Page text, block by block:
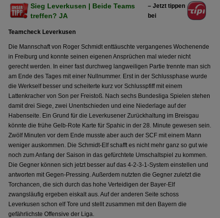
Sieg Leverkusen | Beide Teams
treffen? JA
– Jetzt tippen
bei
Teamcheck Leverkusen
Die Mannschaft von Roger Schmidt enttäuschte vergangenes Wochenende
in Freiburg und konnte seinen eigenen Ansprüchen mal wieder nicht
gerecht werden. In einer fast durchweg langweiligen Partie trennte man sich
am Ende des Tages mit einer Nullnummer. Erst in der Schlussphase wurde
die Werkself besser und scheiterte kurz vor Schlusspfiff mit einem
Lattenkracher von Son per Freistoß. Nach sechs Bundesliga Spielen stehen
damit drei Siege, zwei Unentschieden und eine Niederlage auf der
Habenseite. Ein Grund für die Leverkusener Zurückhaltung im Breisgau
könnte die frühe Gelb-Rote Karte für Spahic in der 28. Minute gewesen sein.
Zwölf Minuten vor dem Ende musste aber auch der SCF mit einem Mann
weniger auskommen. Die Schmidt-Elf schafft es nicht mehr ganz so gut wie
noch zum Anfang der Saison in das gefürchtete Umschaltspiel zu kommen.
Die Gegner können sich jetzt besser auf das 4-2-3-1-System einstellen und
antworten mit Gegen-Pressing. Außerdem nutzten die Gegner zuletzt die
Torchancen, die sich durch das hohe Verteidigen der Bayer-Elf
zwangsläufig ergeben eiskalt aus. Auf der anderen Seite schoss
Leverkusen schon elf Tore und stellt zusammen mit den Bayern die
gefährlichste Offensive der Liga.